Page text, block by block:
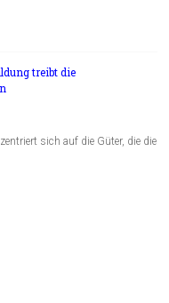
treibt die
sich auf die Güter, die die